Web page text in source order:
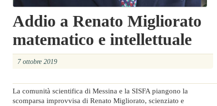
Addio a Renato Migliorato
matematico e intellettuale
7 ottobre 2019
La comunità scientifica di Messina e la SISFA piangono la
scomparsa improvvisa di Renato Migliorato, scienziato e